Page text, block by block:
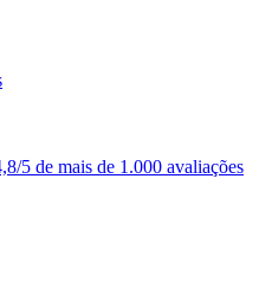
5 de mais de 1.000 avaliações